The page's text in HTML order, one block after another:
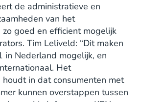
de administratieve en
van het
goed en efficient mogelijk
Tim Leliveld: “Dit maken
in Nederland mogelijk, en
Het
in dat consumenten met
kunnen overstappen tussen